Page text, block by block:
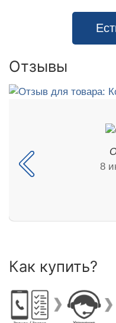
Отзывы
8
Как купить?